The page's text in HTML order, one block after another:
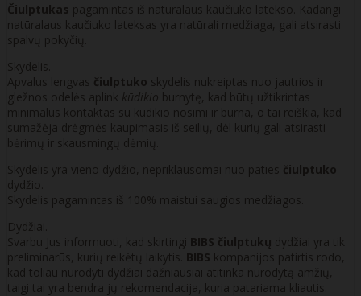
Čiulptukas pagamintas iš natūralaus kaučiuko latekso. Kadangi
natūralaus kaučiuko lateksas yra natūrali medžiaga, gali atsirasti
spalvų pokyčių.
Skydelis.
Apvalus lengvas čiulptuko skydelis nukreiptas nuo jautrios ir
gležnos odelės aplink kūdikio burnytę, kad būtų užtikrintas
minimalus kontaktas su kūdikio nosimi ir burna, o tai reiškia, kad
sumažėja drėgmės kaupimasis iš seilių, dėl kurių gali atsirasti
bėrimų ir skausmingų dėmių.
Skydelis yra vieno dydžio, nepriklausomai nuo paties čiulptuko
dydžio.
Skydelis pagamintas iš 100% maistui saugios medžiagos.
Dydžiai.
Svarbu Jus informuoti, kad skirtingi BIBS čiulptukų dydžiai yra tik
preliminarūs, kurių reikėtų laikytis. BIBS kompanijos patirtis rodo,
kad toliau nurodyti dydžiai dažniausiai atitinka nurodytą amžių,
taigi tai yra bendra jų rekomendacija, kuria patariama kliautis.